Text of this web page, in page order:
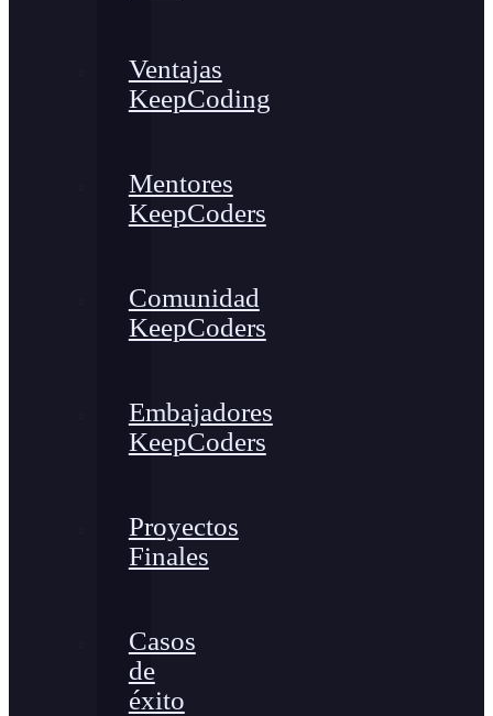
Ventajas
KeepCoding
Mentores
KeepCoders
Comunidad
KeepCoders
Embajadores
KeepCoders
Proyectos
Finales
Casos
de
éxito